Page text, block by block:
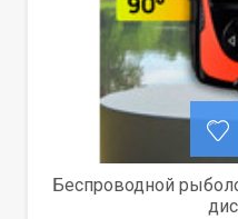
Беспроводной